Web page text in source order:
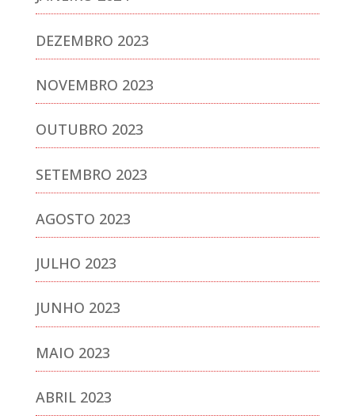
DEZEMBRO 2023
NOVEMBRO 2023
OUTUBRO 2023
SETEMBRO 2023
AGOSTO 2023
JULHO 2023
JUNHO 2023
MAIO 2023
ABRIL 2023